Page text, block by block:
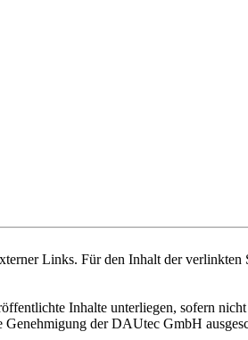
Links. Für den Inhalt der verlinkten
Inhalte unterliegen, sofern
der DAUtec GmbH